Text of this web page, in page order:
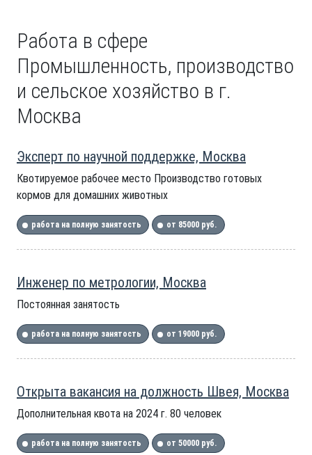
Работа в сфере
Промышленность, производство
и сельское хозяйство в г.
Москва
Эксперт по научной поддержке, Москва
Квотируемое рабочее место Производство готовых
кормов для домашних животных
работа на полную занятость от 85000 руб.
Инженер по метрологии, Москва
Постоянная занятость
работа на полную занятость от 19000 руб.
Открыта вакансия на должность Швея, Москва
Дополнительная квота на 2024 г. 80 человек
работа на полную занятость от 50000 руб.